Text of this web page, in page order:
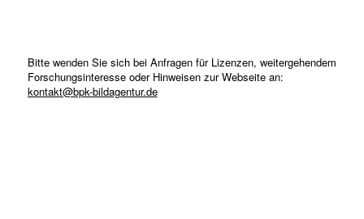
Bitte wenden Sie sich bei Anfragen für Lizenzen, weitergehendem
Forschungsinteresse oder Hinweisen zur Webseite an:
kontakt@bpk-bildagentur.de